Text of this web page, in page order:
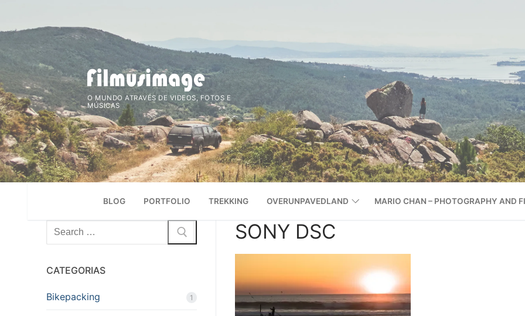
conteúdo
O MUNDO ATRAVÉS DE VIDEOS, FOTOS E
MÚSICAS
BLOG PORTFOLIO TREKKING OVERUNPAVEDLAND MARIO CHAN – PHOTOGRAPHY AND
SONY DSC
Pesquisar
por:
CATEGORIAS
Bikepacking 1